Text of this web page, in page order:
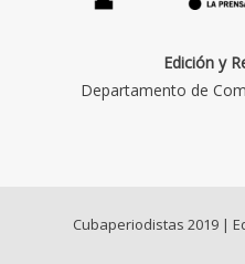
Edición y
Departamento de
Cubaperiodistas 2019 |